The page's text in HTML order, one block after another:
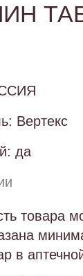
Вертекс
да
товара
в